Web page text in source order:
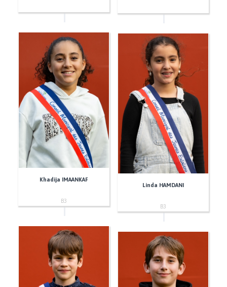
Khadija IMAANKAF
B3
Linda HAMDANI
B3